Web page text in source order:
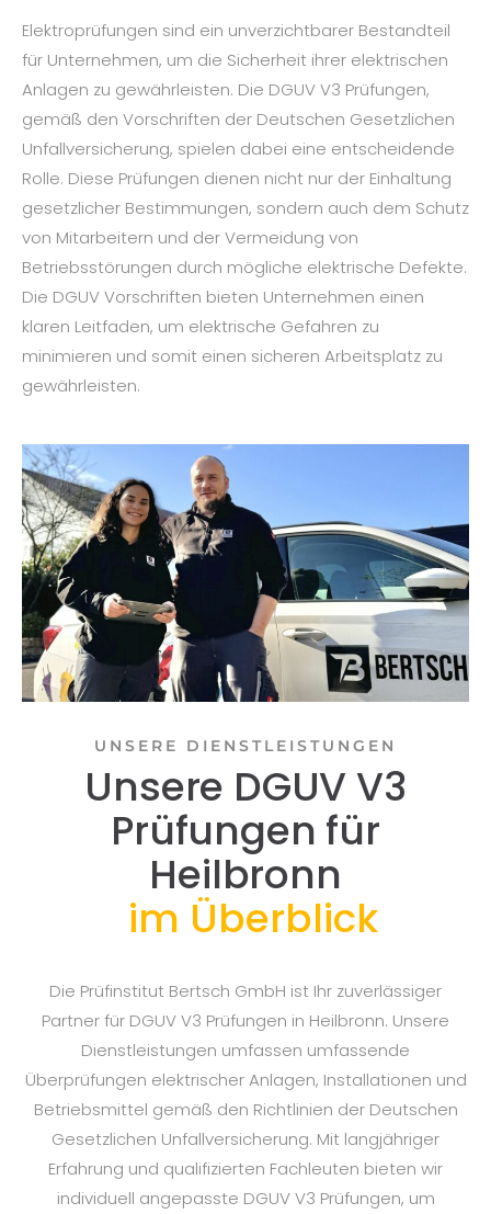
Elektroprüfungen sind ein unverzichtbarer Bestandteil
für Unternehmen, um die Sicherheit ihrer elektrischen
Anlagen zu gewährleisten. Die DGUV V3 Prüfungen,
gemäß den Vorschriften der Deutschen Gesetzlichen
Unfallversicherung, spielen dabei eine entscheidende
Rolle. Diese Prüfungen dienen nicht nur der Einhaltung
gesetzlicher Bestimmungen, sondern auch dem Schutz
von Mitarbeitern und der Vermeidung von
Betriebsstörungen durch mögliche elektrische Defekte.
Die DGUV Vorschriften bieten Unternehmen einen
klaren Leitfaden, um elektrische Gefahren zu
minimieren und somit einen sicheren Arbeitsplatz zu
gewährleisten.
UNSERE DIENSTLEISTUNGEN
Unsere DGUV V3
Prüfungen für
Heilbronn
im Überblick
Die Prüfinstitut Bertsch GmbH ist Ihr zuverlässiger
Partner für DGUV V3 Prüfungen in Heilbronn. Unsere
Dienstleistungen umfassen umfassende
Überprüfungen elektrischer Anlagen, Installationen und
Betriebsmittel gemäß den Richtlinien der Deutschen
Gesetzlichen Unfallversicherung. Mit langjähriger
Erfahrung und qualifizierten Fachleuten bieten wir
individuell angepasste DGUV V3 Prüfungen, um